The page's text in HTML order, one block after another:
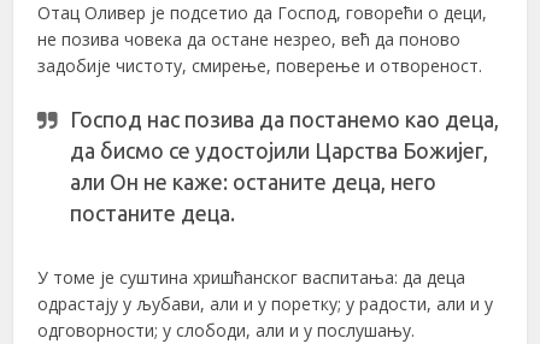
Отац Оливер је подсетио да Господ, говорећи о деци,
не позива човека да остане незрео, већ да поново
задобије чистоту, смирење, поверење и отвореност.
Господ нас позива да постанемо као деца,
да бисмо се удостојили Царства Божијег,
али Он не каже: останите деца, него
постаните деца.
У томе је суштина хришћанског васпитања: да деца
одрастају у љубави, али и у поретку; у радости, али и у
одговорности; у слободи, али и у послушању.